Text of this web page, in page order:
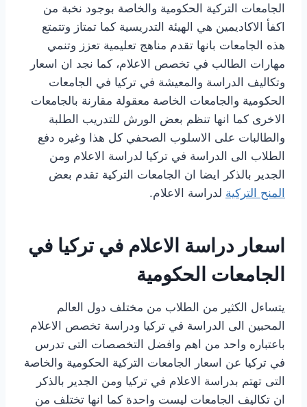
الجامعات التركية الحكومية والخاصة بوجود نخبة من
اكفأ الاكاديمين هي الهيئة التدريسية كما تمتاز وتتمتع
هذه الجامعات بانها تقدم مناهج تعليمية تعزز وتنمي
مهارات الطالب في تخصص الاعلام، كما نجد ان اسعار
وتكاليف الدراسة والمعيشة في تركيا في الجامعات
الحكومية والجامعات الخاصة معقولة مقارنة بالجامعات
الاخرى كما انها تنظم بعض الورش للتدريب الطلبة
والطالبات على الاسلوب الصحفي كل هذا وغيره دفع
الطلاب الى الدراسة في تركيا لدراسة الاعلام ومن
الجدير بالذكر ايضا ان الجامعات التركية تقدم بعض
المنح التركية لدراسة الاعلام.
اسعار دراسة الاعلام في تركيا في
الجامعات الحكومية
يتساءل الكثير من الطلاب من مختلف دول العالم
المحبين الى الدراسة في تركيا ودراسة تخصص الاعلام
باعتباره واحد من اهم وافضل التخصصات التى تدرس
في تركيا عن اسعار الجامعات التركية الحكومية والخاصة
التى تهتم بدراسة الاعلام في تركيا ومن الجدير بالذكر
ان تكاليف الجامعات ليست واحدة كما انها تختلف من